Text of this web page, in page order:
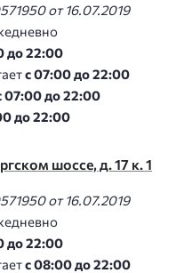
от 16.07.2019
до 22:00
с 07:00 до 22:00
07:00 до 22:00
до 22:00
шоссе, д. 17 к. 1
от 16.07.2019
до 22:00
с 08:00 до 22:00